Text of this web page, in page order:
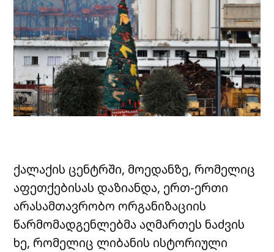
ქალაქის ცენტრში, მოედანზე, რომელიც
აფეთქებისას დაზიანდა, ერთ-ერთი
არასამთავრობო ორგანიზაციის
წარმომადგენლებმა აღმართეს ნაძვის
ხე, რომელიც ლიბანის ისტორიული